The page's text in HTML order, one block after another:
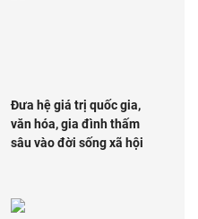
Đưa hệ giá trị quốc gia,
văn hóa, gia đình thấm
sâu vào đời sống xã hội